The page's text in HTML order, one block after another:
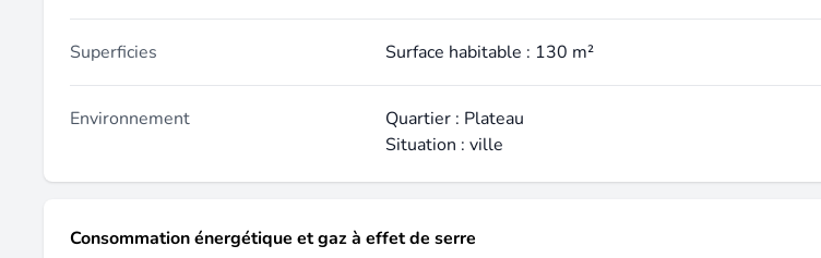
Superficies Surface habitable : 130 m²
Environnement
Quartier : Plateau
Situation : ville
Consommation énergétique et gaz à effet de serre